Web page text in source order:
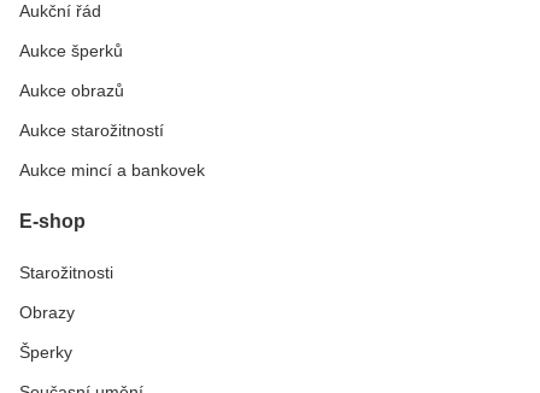
Aukční řád
Aukce šperků
Aukce obrazů
Aukce starožitností
Aukce mincí a bankovek
E-shop
Starožitnosti
Obrazy
Šperky